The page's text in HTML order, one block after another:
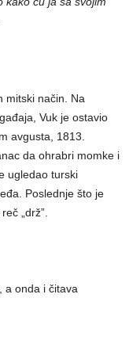
mitski način. Na
Vuk je ostavio
avgusta, 1813.
da ohrabri momke i
ugledao turski
Poslednje što je
„drž”.
a onda i čitava